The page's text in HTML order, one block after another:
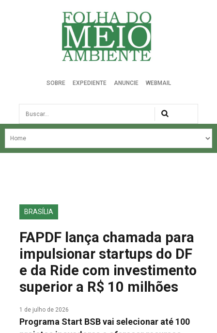
Folha do Meio Ambiente
SOBRE EXPEDIENTE ANUNCIE WEBMAIL
Busca
NOSSA HISTÓRIA
EDIÇÕES ANTERIORES
FALE CONOSCO
BRASÍLIA
FAPDF lança chamada para
impulsionar startups do DF
e da Ride com investimento
superior a R$ 10 milhões
1 de julho de 2026
Programa Start BSB vai selecionar até 100